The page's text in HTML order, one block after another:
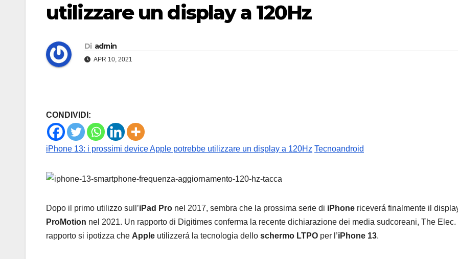
utilizzare un display a 120Hz
Di admin
APR 10, 2021
CONDIVIDI:
iPhone 13: i prossimi device Apple potrebbe utilizzare un display a 120Hz Tecnoandroid
Dopo il primo utilizzo sull’iPad Pro nel 2017, sembra che la prossima serie di iPhone riceverá finalmente il
ProMotion nel 2021. Un rapporto di Digitimes conferma la recente dichiarazione dei media sudcoreani, The Elec.
rapporto si ipotizza che Apple utilizzerá la tecnologia dello schermo LTPO per l’iPhone 13.